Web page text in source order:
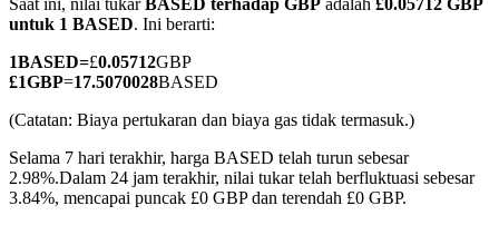
Derivatif saham, forex, logam mulia, dan komoditas
Saat ini, nilai tukarBASED terhadap GBP adalah £0.05712 GBP
untuk 1 BASED. Ini berarti:
1BASED=£0.05712GBP
£1GBP=17.5070028BASED
(Catatan: Biaya pertukaran dan biaya gas tidak termasuk.)
Selama 7 hari terakhir, harga BASED telah turun sebesar
2.98%.Dalam 24 jam terakhir, nilai tukar telah berfluktuasi sebesar
3.84%, mencapai puncak £0 GBP dan terendah £0 GBP.